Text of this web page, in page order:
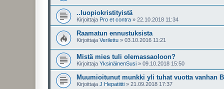
..luopiokristityistä
Kirjoittaja Pro et contra » 22.10.2018 11:34
Raamatun ennustuksista
Kirjoittaja Verilettu » 03.10.2016 11:21
Mistä mies tuli olemassaoloon?
Kirjoittaja YksinäinenSusi » 09.10.2018 15:50
Muumioitunut munkki yli tuhat vuotta vanhan
Kirjoittaja J Hepatiitti » 21.09.2018 17:37